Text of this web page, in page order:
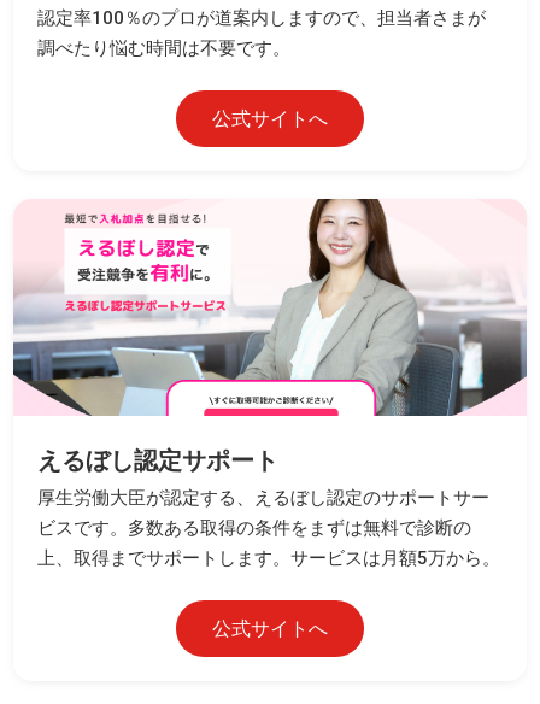
認定率100％のプロが道案内しますので、担当者さまが
調べたり悩む時間は不要です。
公式サイトへ
えるぼし認定サポート
厚生労働大臣が認定する、えるぼし認定のサポートサー
ビスです。多数ある取得の条件をまずは無料で診断の
上、取得までサポートします。サービスは月額5万から。
公式サイトへ